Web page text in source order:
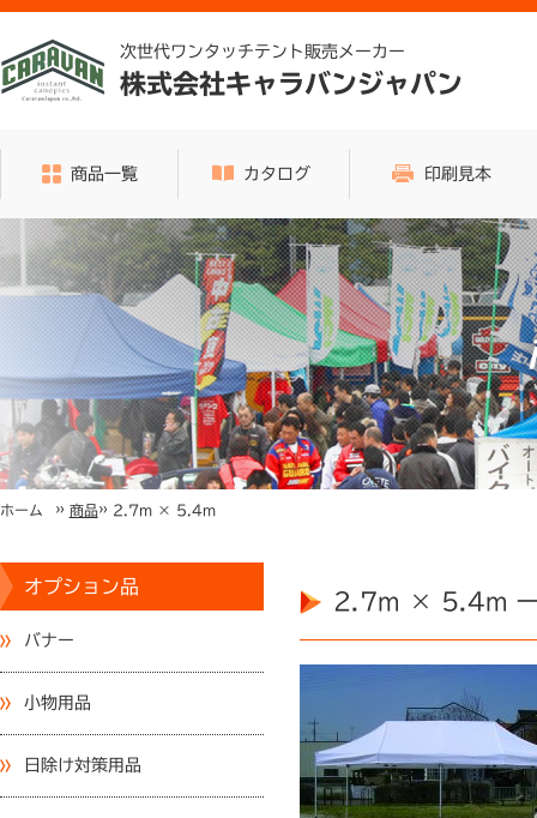
次世代ワンタッチテント販売メーカー
株式会社キャラバンジャパン
商品一覧 カタログ 印刷見本
ホーム » 商品» 2.7m × 5.4m
オプション品
バナー
小物用品
日除け対策用品
2.7m × 5.4m